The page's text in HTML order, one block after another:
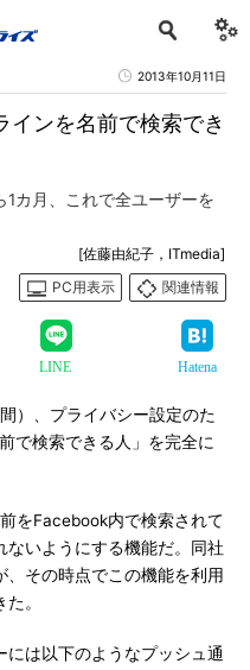
2013年10月11日
ンを名前で検索でき
カ月、これで全ユーザーを
[佐藤由紀子，ITmedia]
PC用表示
関連情報
LINE Hatena
）、プライバシー設定のた
で検索できる人」を完全に
をFacebook内で検索されて
ないようにする機能だ。同社
、その時点でこの機能を利用
。
は以下のようなプッシュ通